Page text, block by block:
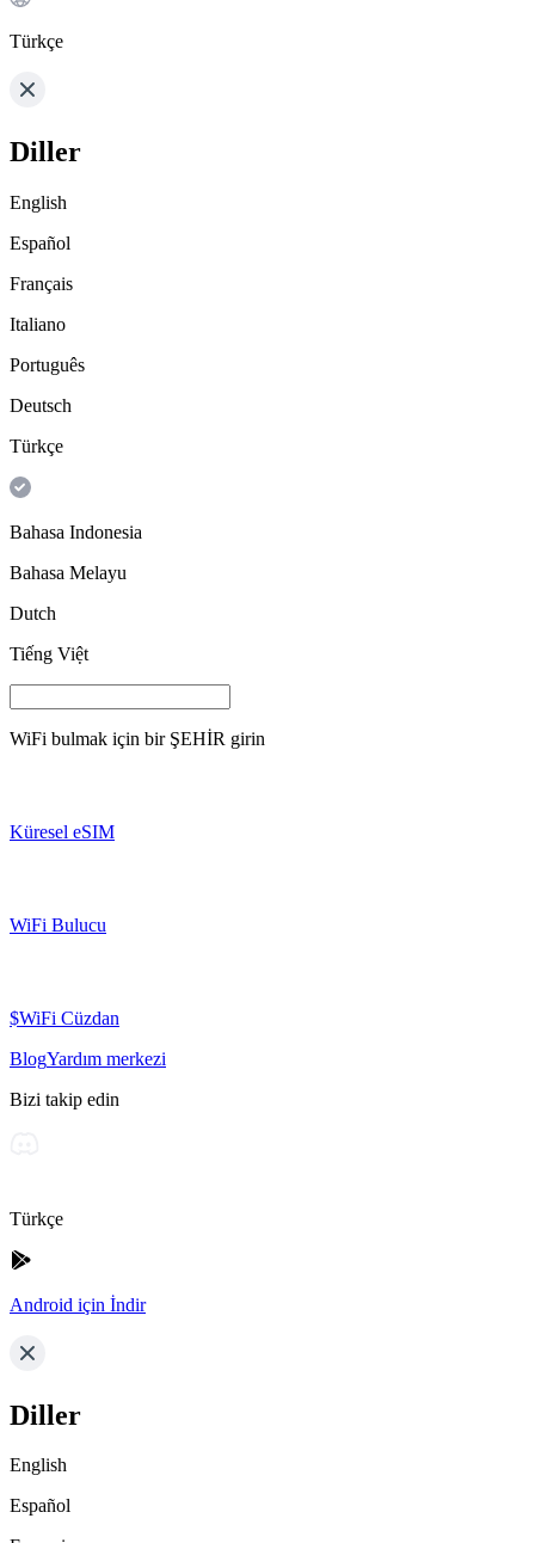
Türkçe
Diller
English
Español
Français
Italiano
Português
Deutsch
Türkçe
Bahasa Indonesia
Bahasa Melayu
Dutch
Tiếng Việt
WiFi bulmak için bir ŞEHİR girin
Küresel eSIM
WiFi Bulucu
$WiFi Cüzdan
BlogYardım merkezi
Bizi takip edin
Türkçe
Android için İndir
Diller
English
Español